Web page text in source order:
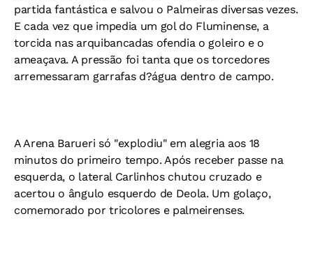
partida fantástica e salvou o Palmeiras diversas vezes.
E cada vez que impedia um gol do Fluminense, a
torcida nas arquibancadas ofendia o goleiro e o
ameaçava. A pressão foi tanta que os torcedores
arremessaram garrafas d?água dentro de campo.
A Arena Barueri só "explodiu" em alegria aos 18
minutos do primeiro tempo. Após receber passe na
esquerda, o lateral Carlinhos chutou cruzado e
acertou o ângulo esquerdo de Deola. Um golaço,
comemorado por tricolores e palmeirenses.